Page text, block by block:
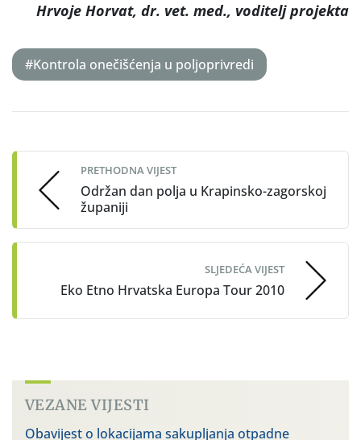
Hrvoje Horvat, dr. vet. med., voditelj projekta
#Kontrola onečišćenja u poljoprivredi
navigation
PRETHODNA VIJEST
Održan dan polja u Krapinsko-zagorskoj
županiji
SLJEDEĆA VIJEST
Eko Etno Hrvatska Europa Tour 2010
VEZANE VIJESTI
Obavijest o lokacijama sakupljanja otpadne